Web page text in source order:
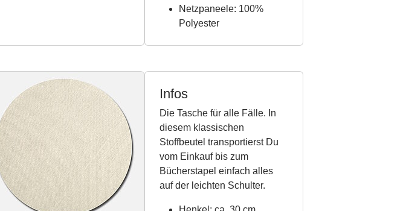
Netzpaneele: 100%
Polyester
Infos
Die Tasche für alle Fälle. In
diesem klassischen
Stoffbeutel transportierst Du
vom Einkauf bis zum
Bücherstapel einfach alles
auf der leichten Schulter.